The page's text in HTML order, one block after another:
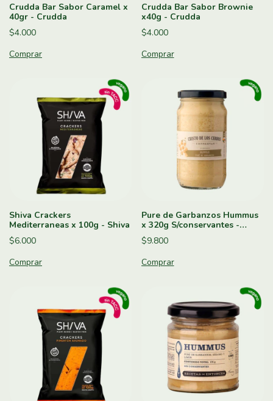
Crudda Bar Sabor Caramel x
40gr - Crudda
$4.000
Crudda Bar Sabor Brownie
x40g - Crudda
$4.000
Shiva Crackers
Mediterraneas x 100g - Shiva
$6.000
Pure de Garbanzos Hummus
x 320g S/conservantes -
Cristo de los Cerros
$9.800